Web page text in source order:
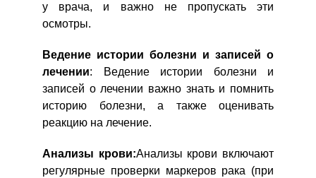
у врача, и важно не пропускать эти
осмотры.
Ведение истории болезни и записей о
лечении: Ведение истории болезни и
записей о лечении важно знать и помнить
историю болезни, а также оценивать
реакцию на лечение.
Анализы крови:Анализы крови включают
регулярные проверки маркеров рака (при